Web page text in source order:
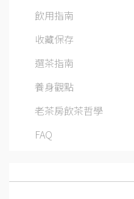
飲用指南
收藏保存
選茶指南
養身觀點
老茶房飲茶哲學
FAQ